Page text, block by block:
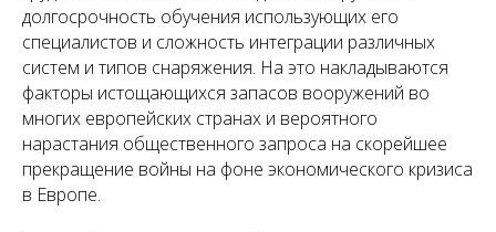
долгосрочность обучения использующих его
специалистов и сложность интеграции различных
систем и типов снаряжения. На это накладываются
факторы истощающихся запасов вооружений во
многих европейских странах и вероятного
нарастания общественного запроса на скорейшее
прекращение войны на фоне экономического кризиса
в Европе.